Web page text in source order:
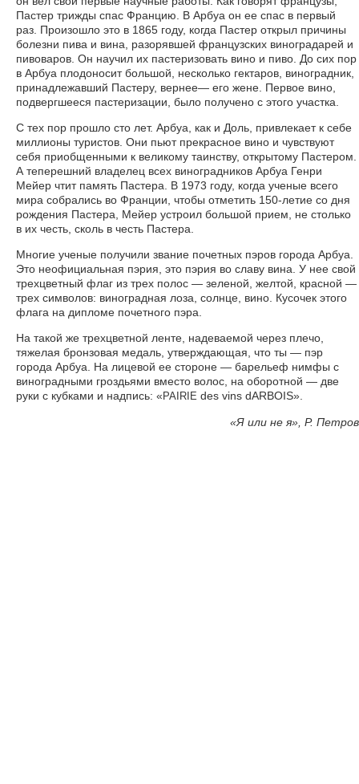
Пастер трижды спас Францию. В Арбуа он ее спас в первый
раз. Произошло это в 1865 году, когда Пастер открыл причины
болезни пива и вина, разорявшей французских виноградарей и
пивоваров. Он научил их пастеризовать вино и пиво. До сих пор
в Арбуа плодоносит большой, несколько гектаров, виноградник,
принадлежавший Пастеру, вернее— его жене. Первое вино,
подвергшееся пастеризации, было получено с этого участка.
С тех пор прошло сто лет. Арбуа, как и Доль, привлекает к себе
миллионы туристов. Они пьют прекрасное вино и чувствуют
себя приобщенными к великому таинству, открытому Пастером.
А теперешний владелец всех виноградников Арбуа Генри
Мейер чтит память Пастера. В 1973 году, когда ученые всего
мира собрались во Франции, чтобы отметить 150-летие со дня
рождения Пастера, Мейер устроил большой прием, не столько
в их честь, сколь в честь Пастера.
Многие ученые получили звание почетных пэров города Арбуа.
Это неофициальная пэрия, это пэрия во славу вина. У нее свой
трехцветный флаг из трех полос — зеленой, желтой, красной —
трех символов: виноградная лоза, солнце, вино. Кусочек этого
флага на дипломе почетного пэра.
На такой же трехцветной ленте, надеваемой через плечо,
тяжелая бронзовая медаль, утверждающая, что ты — пэр
города Арбуа. На лицевой ее стороне — барельеф нимфы с
виноградными гроздьями вместо волос, на оборотной — две
руки с кубками и надпись: « PAIRIE des vins dARBOIS».
«Я или не я», Р. Петров